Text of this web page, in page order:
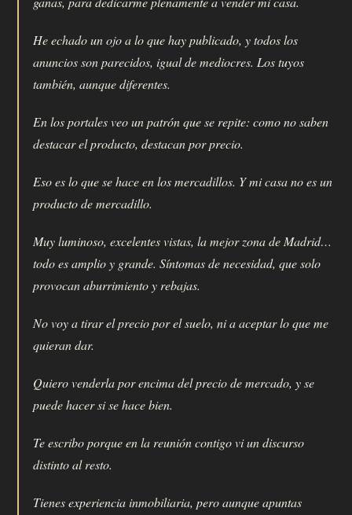
He echado un ojo a lo que hay publicado, y todos los
anuncios son parecidos, igual de mediocres. Los tuyos
también, aunque diferentes.
En los portales veo un patrón que se repite: como no saben
destacar el producto, destacan por precio.
Eso es lo que se hace en los mercadillos. Y mi casa no es un
producto de mercadillo.
Muy luminoso, excelentes vistas, la mejor zona de Madrid…
todo es amplio y grande. Síntomas de necesidad, que solo
provocan aburrimiento y rebajas.
No voy a tirar el precio por el suelo, ni a aceptar lo que me
quieran dar.
Quiero venderla por encima del precio de mercado, y se
puede hacer si se hace bien.
Te escribo porque en la reunión contigo vi un discurso
distinto al resto.
Tienes experiencia inmobiliaria, pero aunque apuntas